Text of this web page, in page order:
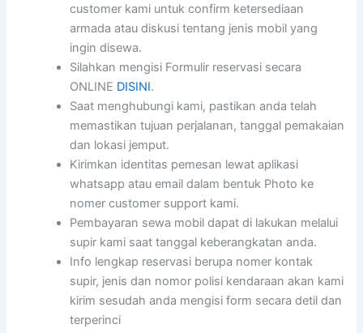
customer kami untuk confirm ketersediaan
armada atau diskusi tentang jenis mobil yang
ingin disewa.
Silahkan mengisi Formulir reservasi secara
ONLINE DISINI.
Saat menghubungi kami, pastikan anda telah
memastikan tujuan perjalanan, tanggal pemakaian
dan lokasi jemput.
Kirimkan identitas pemesan lewat aplikasi
whatsapp atau email dalam bentuk Photo ke
nomer customer support kami.
Pembayaran sewa mobil dapat di lakukan melalui
supir kami saat tanggal keberangkatan anda.
Info lengkap reservasi berupa nomer kontak
supir, jenis dan nomor polisi kendaraan akan kami
kirim sesudah anda mengisi form secara detil dan
terperinci